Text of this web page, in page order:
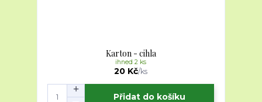
Karton - cihla
20 Kč/ks
ihned 2 ks
Přidat do košíku